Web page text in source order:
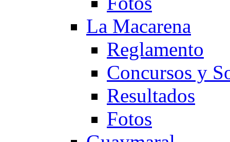
La Macarena
Reglamento
Concursos y
Resultados
Fotos